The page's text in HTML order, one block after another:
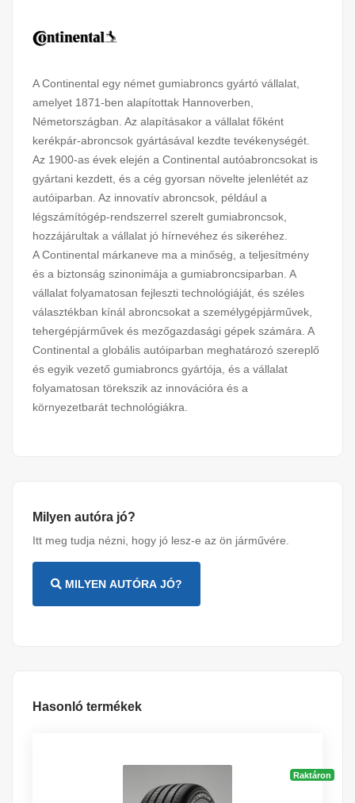
A Continental egy német gumiabroncs gyártó vállalat,
amelyet 1871-ben alapítottak Hannoverben,
Németországban. Az alapításakor a vállalat főként
kerékpár-abroncsok gyártásával kezdte tevékenységét.
Az 1900-as évek elején a Continental autóabroncsokat is
gyártani kezdett, és a cég gyorsan növelte jelenlétét az
autóiparban. Az innovatív abroncsok, például a
légszámítógép-rendszerrel szerelt gumiabroncsok,
hozzájárultak a vállalat jó hírnevéhez és sikeréhez.
A Continental márkaneve ma a minőség, a teljesítmény
és a biztonság szinonimája a gumiabroncsiparban. A
vállalat folyamatosan fejleszti technológiáját, és széles
választékban kínál abroncsokat a személygépjárművek,
tehergépjárművek és mezőgazdasági gépek számára. A
Continental a globális autóiparban meghatározó szereplő
és egyik vezető gumiabroncs gyártója, és a vállalat
folyamatosan törekszik az innovációra és a
környezetbarát technológiákra.
Milyen autóra jó?
Itt meg tudja nézni, hogy jó lesz-e az ön járművére.
MILYEN AUTÓRA JÓ?
Hasonló termékek
Raktáron